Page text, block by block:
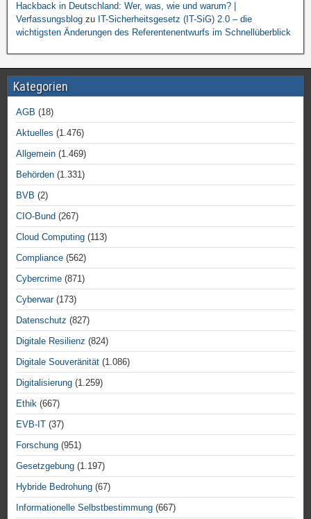
Hackback in Deutschland: Wer, was, wie und warum? |
Verfassungsblog zu IT-Sicherheitsgesetz (IT-SiG) 2.0 – die
wichtigsten Änderungen des Referentenentwurfs im Schnellüberblick
Kategorien
AGB (18)
Aktuelles (1.476)
Allgemein (1.469)
Behörden (1.331)
BVB (2)
CIO-Bund (267)
Cloud Computing (113)
Compliance (562)
Cybercrime (871)
Cyberwar(173)
Datenschutz (827)
Digitale Resilienz (824)
Digitale Souveränität (1.086)
Digitalisierung (1.259)
Ethik (667)
EVB-IT (37)
Forschung (951)
Gesetzgebung (1.197)
Hybride Bedrohung (67)
Informationelle Selbstbestimmung (667)